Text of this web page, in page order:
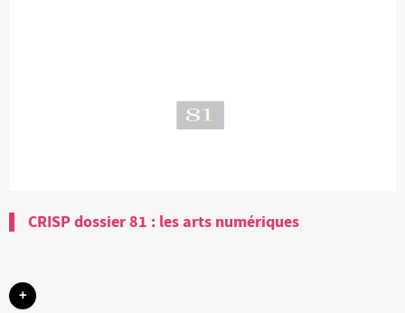
CRISP dossier 81 : les arts numériques
+